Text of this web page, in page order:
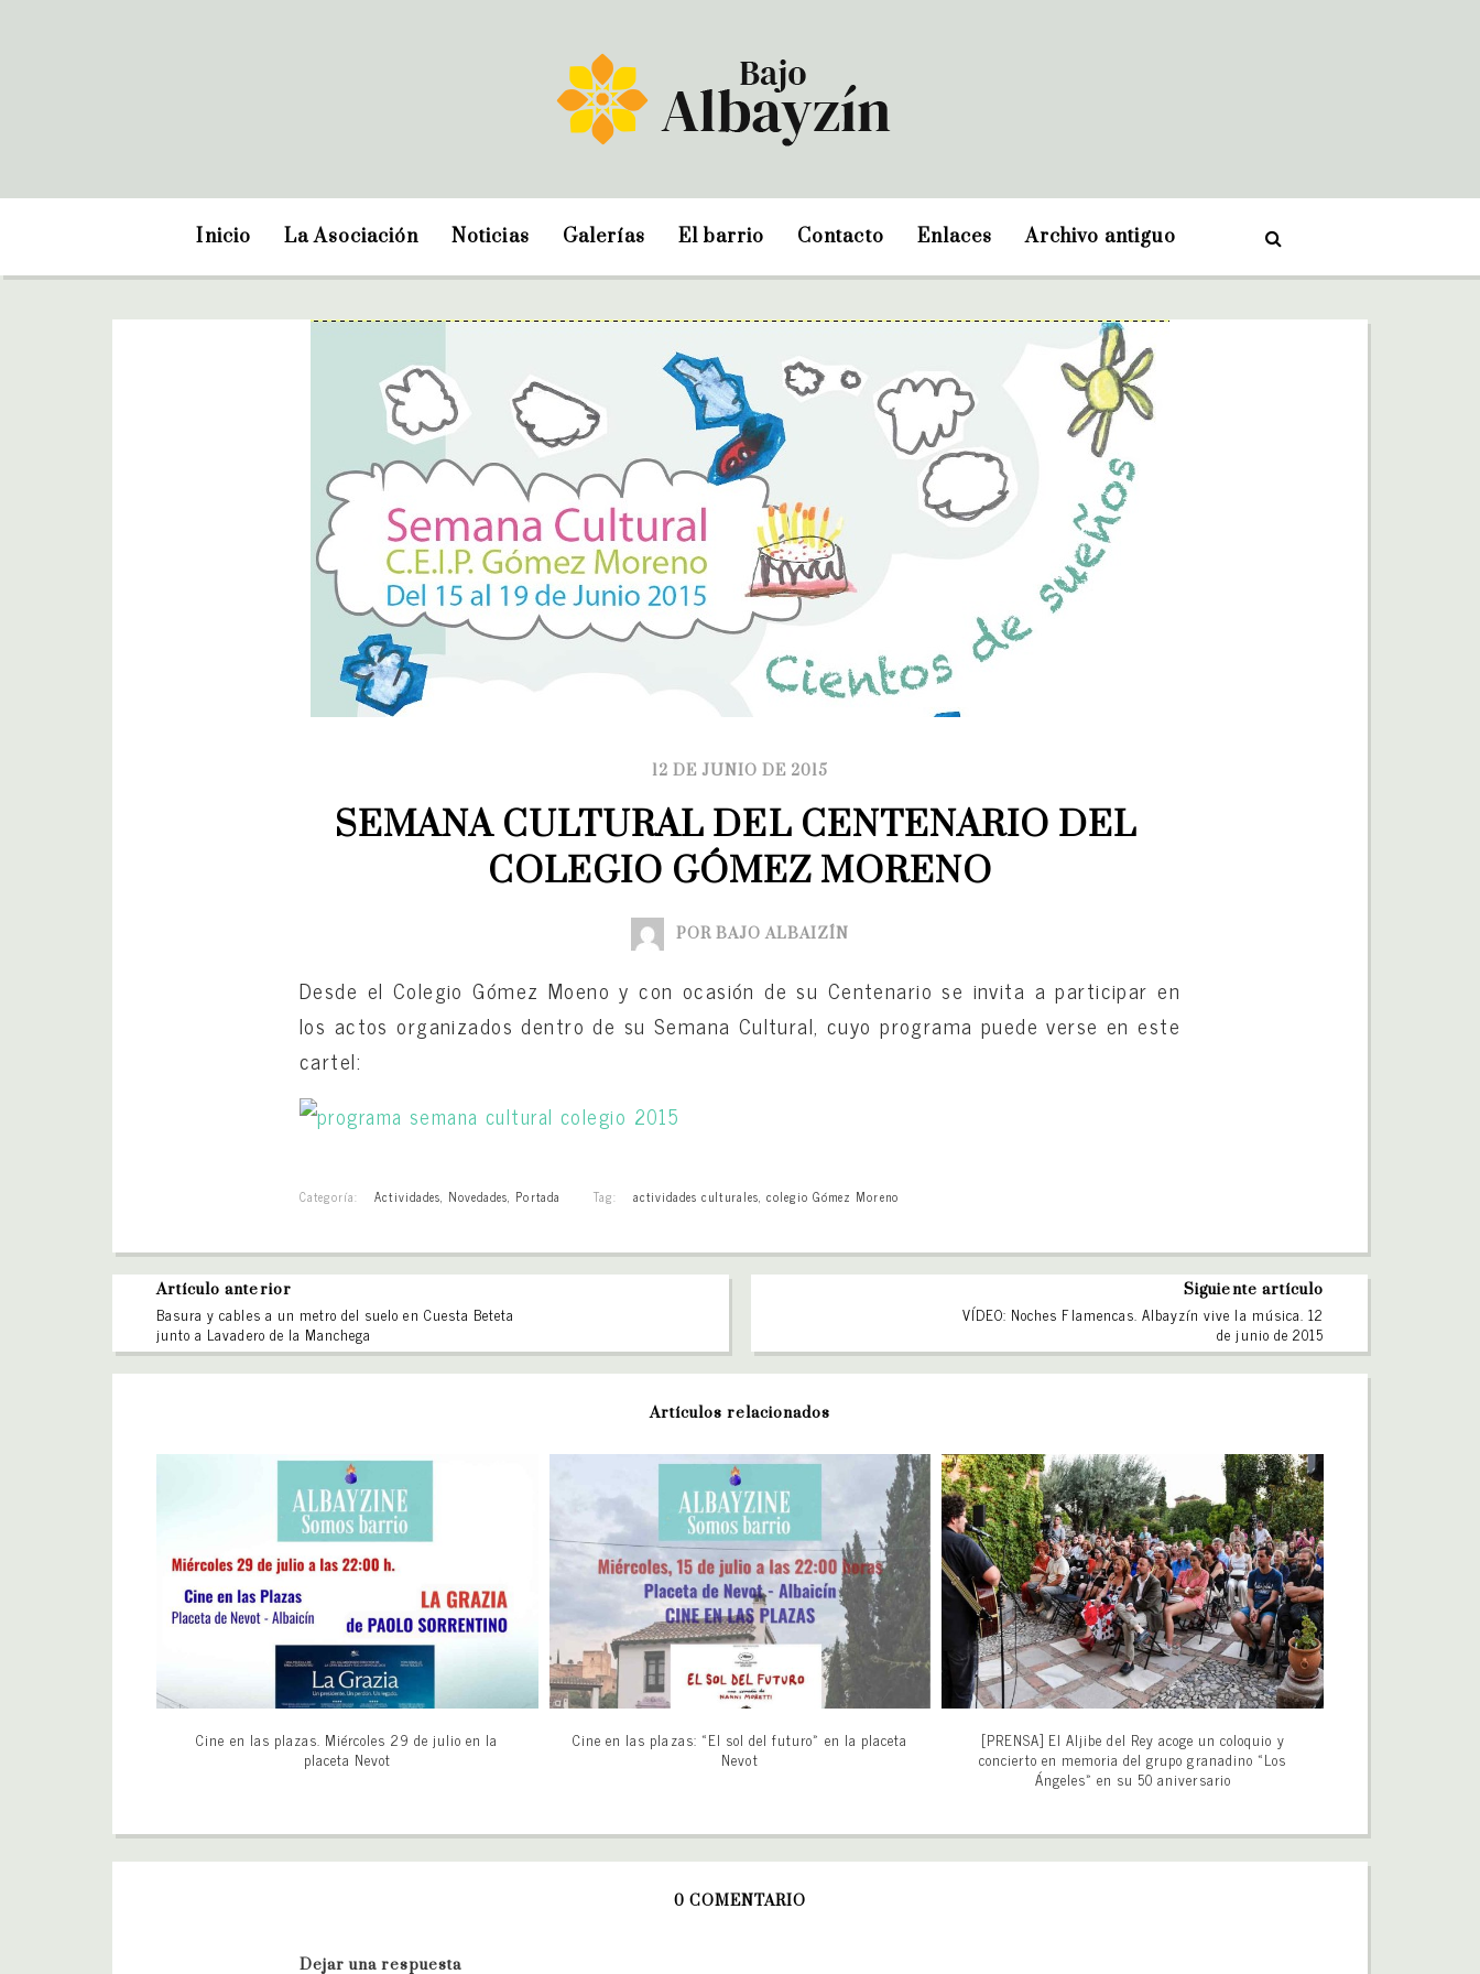
Inicio La Asociación Noticias Galerías El barrio Contacto Enlaces Archivo antiguo
12 DE JUNIO DE 2015
SEMANA CULTURAL DEL CENTENARIO DEL
COLEGIO GÓMEZ MORENO
POR BAJO ALBAIZÍN
Desde el Colegio Gómez Moeno y con ocasión de su Centenario se invita a participar en
los actos organizados dentro de su Semana Cultural, cuyo programa puede verse en este
cartel:
Categoría: Actividades, Novedades, Portada Tag: actividades culturales, colegio Gómez Moreno
Artículo anterior
Basura y cables a un metro del suelo en Cuesta Beteta
junto a Lavadero de la Manchega
Siguiente artículo
VÍDEO: Noches Flamencas. Albayzín vive la música. 12
de junio de 2015
Artículos relacionados
Cine en las plazas. Miércoles 29 de julio en la
placeta Nevot
Cine en las plazas: «El sol del futuro» en la placeta
Nevot
[PRENSA] El Aljibe del Rey acoge un coloquio y
concierto en memoria del grupo granadino «Los
Ángeles» en su 50 aniversario
0 COMENTARIO
Dejar una respuesta